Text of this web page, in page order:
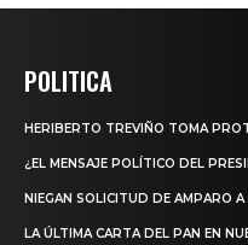
POLITICA
HERIBERTO TREVIÑO TOMA
¿EL MENSAJE POLÍTICO DEL
NIEGAN SOLICITUD DE AMPARO
LA ÚLTIMA CARTA DEL PAN EN